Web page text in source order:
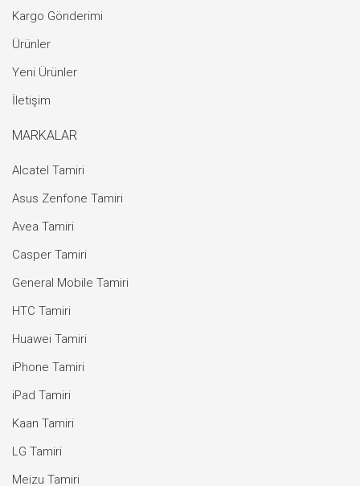
Kargo Gönderimi
Ürünler
Yeni Ürünler
İletişim
MARKALAR
Alcatel Tamiri
Asus Zenfone Tamiri
Avea Tamiri
Casper Tamiri
General Mobile Tamiri
HTC Tamiri
Huawei Tamiri
iPhone Tamiri
iPad Tamiri
Kaan Tamiri
LG Tamiri
Meizu Tamiri